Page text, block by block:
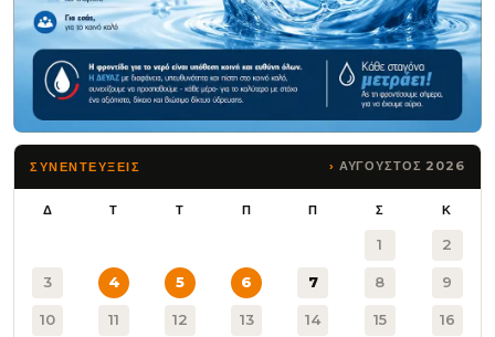
ΣΥΝΕΝΤΕΥΞΕΙΣ ΑΥΓΟΥΣΤΟΣ 2026
Δ Τ Τ Π Π Σ Κ
1 2
3 4 5 6 7 8 9
10 11 12 13 14 15 16